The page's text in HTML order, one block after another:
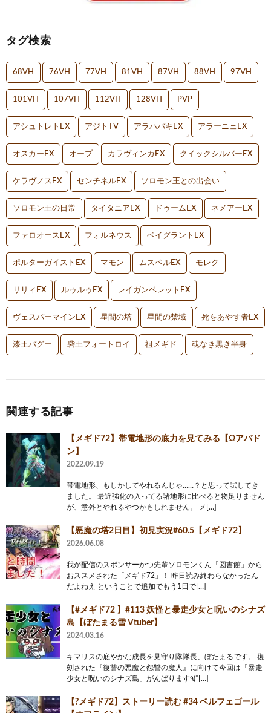
タグ検索
68VH 76VH 77VH 81VH 87VH 88VH 97VH
101VH 107VH 112VH 128VH PVP
アシュトレトEX アジトTV アラハバキEX アラーニェEX
オスカーEX オーブ カラヴィンカEX クイックシルバーEX
ケラヴノスEX センチネルEX ソロモン王との出会い
ソロモン王の日常 タイタニアEX ドゥームEX ネメアーEX
ファロオースEX フォルネウス ベイグラントEX
ポルターガイストEX マモン ムスペルEX モレク
リリィEX ルゥルゥEX レイガンベレットEX
ヴェスパーマインEX 星間の塔 星間の禁域 死をあやす者EX
漆王バグー 砦王フォートロイ 祖メギド 魂なき黒き半身
関連する記事
【メギド72】帯電地形の底力を見てみる【Ωアバド
ン】
2022.09.19
帯電地形、もしかしてやれるんじゃ……？と思って試してき
ました。 最近強化の入ってる諸地形に比べると物足りません
が、意外とやれるやつかもしれません。 メ[…]
【悪魔の塔2日目】初見実況#60.5【メギド72】
2026.06.08
我が配信のスポンサーかつ先輩ソロモンくん「図書館」から
おススメされた「メギド72」！ 昨日読み終わらなかったん
だよねえ ということで追加でもう1日で[…]
【#メギド72 】#113 妖怪と暴走少女と呪いのシナズ
島【ぼたまる雪 Vtuber】
2024.03.16
キマリスの底やかな成長を見守り隊隊長、ぼたまるです。 復
刻された『復讐の悪魔と怨讐の魔人』に向けて今回は「暴走
少女と呪いのシナズ島」がんばります٩(*[…]
【?メギド72】ストーリー読む #34 ベルフェゴール